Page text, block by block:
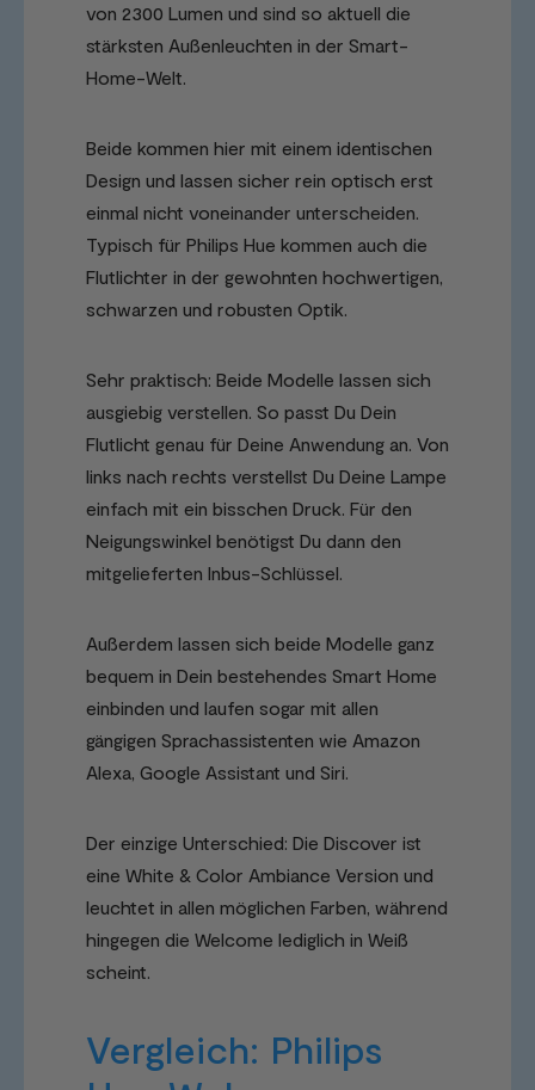
von 2300 Lumen und sind so aktuell die
stärksten Außenleuchten in der Smart-
Home-Welt.
Beide kommen hier mit einem identischen
Design und lassen sicher rein optisch erst
einmal nicht voneinander unterscheiden.
Typisch für Philips Hue kommen auch die
Flutlichter in der gewohnten hochwertigen,
schwarzen und robusten Optik.
Sehr praktisch: Beide Modelle lassen sich
ausgiebig verstellen. So passt Du Dein
Flutlicht genau für Deine Anwendung an. Von
links nach rechts verstellst Du Deine Lampe
einfach mit ein bisschen Druck. Für den
Neigungswinkel benötigst Du dann den
mitgelieferten Inbus-Schlüssel.
Außerdem lassen sich beide Modelle ganz
bequem in Dein bestehendes Smart Home
einbinden und laufen sogar mit allen
gängigen Sprachassistenten wie Amazon
Alexa, Google Assistant und Siri.
Der einzige Unterschied: Die Discover ist
eine White & Color Ambiance Version und
leuchtet in allen möglichen Farben, während
hingegen die Welcome lediglich in Weiß
scheint.
Vergleich: Philips